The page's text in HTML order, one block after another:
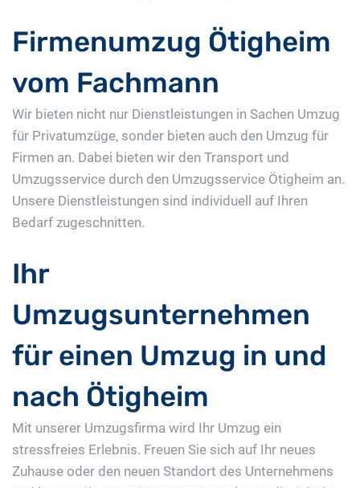
Firmenumzug Ötigheim
vom Fachmann
Wir bieten nicht nur Dienstleistungen in Sachen Umzug
für Privatumzüge, sonder bieten auch den Umzug für
Firmen an. Dabei bieten wir den Transport und
Umzugsservice durch den Umzugsservice Ötigheim an.
Unsere Dienstleistungen sind individuell auf Ihren
Bedarf zugeschnitten.
Ihr
Umzugsunternehmen
für einen Umzug in und
nach Ötigheim
Mit unserer Umzugsfirma wird Ihr Umzug ein
stressfreies Erlebnis. Freuen Sie sich auf Ihr neues
Zuhause oder den neuen Standort des Unternehmens